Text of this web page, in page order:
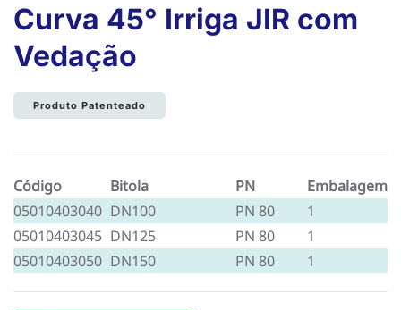
Curva 45° Irriga JIR com
Vedação
Produto Patenteado
Código Bitola PN
Embalagem
05010403040 DN100 PN 80
1
05010403045 DN125 PN 80
1
05010403050 DN150 PN 80 1